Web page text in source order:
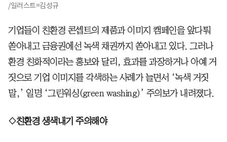
/일러스트=김성규
기업들이 친환경 콘셉트의 제품과 이미지 캠페인을 앞다퉈
쏟아내고 금융권에선 녹색 채권까지 쏟아내고 있다. 그러나
환경 친화적이라는 홍보와 달리, 효과를 과장하거나 아예 거
짓으로 기업 이미지를 각색하는 사례가 늘면서 ‘녹색 거짓
말,’ 일명 ‘그린워싱(green washing)’ 주의보가 내려졌다.
◇친환경 생색내기 주의해야